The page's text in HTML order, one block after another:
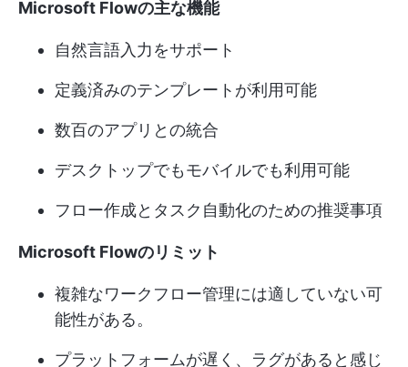
Microsoft Flowの主な機能
自然言語入力をサポート
定義済みのテンプレートが利用可能
数百のアプリとの統合
デスクトップでもモバイルでも利用可能
フロー作成とタスク自動化のための推奨事項
Microsoft Flowのリミット
複雑なワークフロー管理には適していない可
能性がある。
プラットフォームが遅く、ラグがあると感じ